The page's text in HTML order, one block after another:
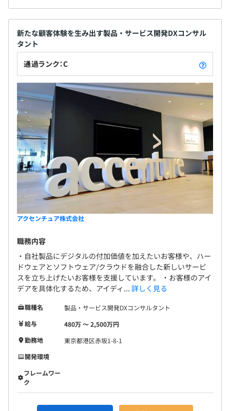
新たな顧客体験を生み出す製品・サービス開発DXコンサル
タント
通過ランク：C
アクセンチュア株式会社
職務内容
・自社製品にデジタルの付加価値を加えたいお客様や、ハー
ドウェアとソフトウェア/クラウドを融合した新しいサービ
スを立ち上げたいお客様を支援しています。 ・お客様のアイ
デアを具体化するため、アイディ... 詳しく見る
職種名
製品・サービス開発DXコンサルタント
給与
480万 〜 2,500万円
勤務地
東京都港区赤坂1-8-1
開発環境
フレームワー
ク